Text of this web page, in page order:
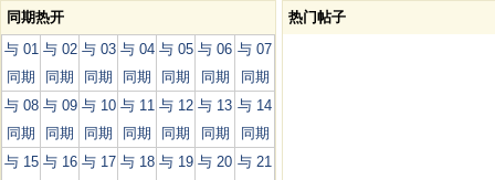
同期热开
与 01
同期
与 02
同期
与 03
同期
与 04
同期
与 05
同期
与 06
同期
与 07
同期
与 08
同期
与 09
同期
与 10
同期
与 11
同期
与 12
同期
与 13
同期
与 14
同期
与 15 与 16 与 17 与 18 与 19 与 20 与 21
热门帖子